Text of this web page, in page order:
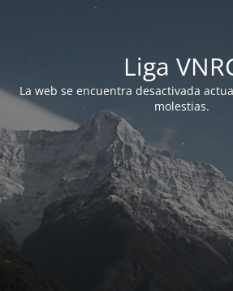
Liga
La web se encuentra desactivada
molestias.